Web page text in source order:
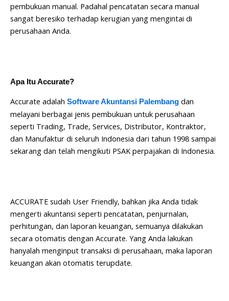
pembukuan manual. Padahal pencatatan secara manual
sangat beresiko terhadap kerugian yang mengintai di
perusahaan Anda.
Apa Itu Accurate?
Accurate adalah Software Akuntansi Palembang dan
melayani berbagai jenis pembukuan untuk perusahaan
seperti Trading, Trade, Services, Distributor, Kontraktor,
dan Manufaktur di seluruh Indonesia dari tahun 1998 sampai
sekarang dan telah mengikuti PSAK perpajakan di Indonesia.
ACCURATE sudah User Friendly, bahkan jika Anda tidak
mengerti akuntansi seperti pencatatan, penjurnalan,
perhitungan, dan laporan keuangan, semuanya dilakukan
secara otomatis dengan Accurate. Yang Anda lakukan
hanyalah menginput transaksi di perusahaan, maka laporan
keuangan akan otomatis terupdate.